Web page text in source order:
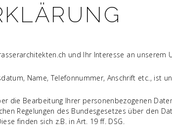
und Ihr Interesse an unserem
Name, Telefonnummer, Anschrift etc., ist
die Bearbeitung Ihrer personenbezogenen
Regelungen des Bundesgesetzes über den
finden sich z.B. in Art. 19 ff. DSG.